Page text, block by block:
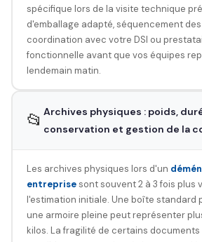
spécifique lors de la visite technique
d'emballage adapté, séquencement
coordination avec votre DSI ou
fonctionnelle avant que vos équipes
lendemain matin.
📂 Archives physiques : poids,
conservation et gestion de la
Les archives physiques lors d'un
entreprisesont souvent 2 à 3 fois plus
l'estimation initiale. Une boîte standard
une armoire pleine peut représenter
kilos. La fragilité de certains